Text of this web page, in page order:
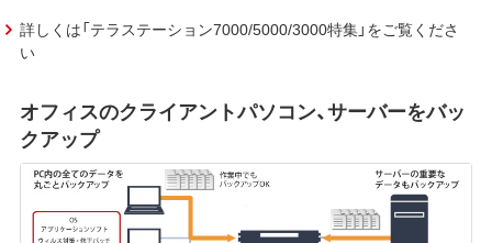
詳しくは「テラステーション7000/5000/3000特集」をご覧くださ
い
オフィスのクライアントパソコン、サーバーをバッ
クアップ